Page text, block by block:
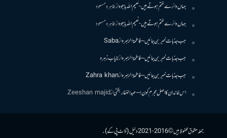
جہاں دائرے ختم ہوتے ہیں- نعیم اللہ باجوہازطاہرہ مسعود
جہاں دائرے ختم ہوتے ہیں- نعیم اللہ باجوہازطاہرہ مسعود
جب جذبات خبر بن جائیں – فاطمۃالزہرہازSaba
جب جذبات خبر بن جائیں – فاطمۃالزہرہازنایاب زہرہ
جب جذبات خبر بن جائیں – فاطمۃالزہرہازZahra khan
اس خاندان کا اصل مجرم کون! – عبدالغفار بگٹیازZeeshan majid
جملہ حقوق محفوظ ہیں © 2016-2021 دلیل (ڈاٹ پی کے)۔